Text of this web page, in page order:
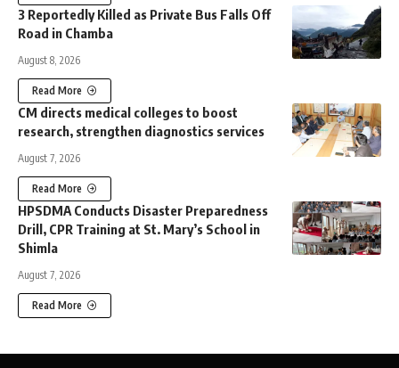
3 Reportedly Killed as Private Bus Falls Off
Road in Chamba
August 8, 2026
Read More
CM directs medical colleges to boost
research, strengthen diagnostics services
August 7, 2026
Read More
HPSDMA Conducts Disaster Preparedness
Drill, CPR Training at St. Mary’s School in
Shimla
August 7, 2026
Read More